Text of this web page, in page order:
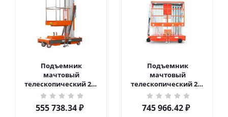
Подъемник
мачтовый
телескопический 200
кг 6 м TOR GTWY6-200S
DC 2-мачтовый
(автономный) (G) в
555 738.34₽
Подъемник
мачтовый
телескопический 200
кг 10 м TOR GTWY10-
200S DC 2-мачтовый
(автономный) (N) в
745 966.42₽